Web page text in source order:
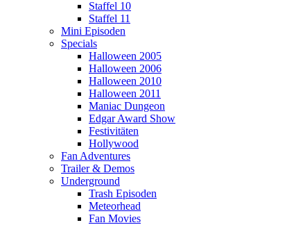
Staffel 10
Staffel 11
Mini Episoden
Specials
Halloween 2005
Halloween 2006
Halloween 2010
Halloween 2011
Maniac Dungeon
Edgar Award Show
Festivitäten
Hollywood
Fan Adventures
Trailer & Demos
Underground
Trash Episoden
Meteorhead
Fan Movies